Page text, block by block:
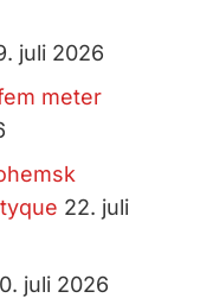
juli 2026
meter
22. juli
juli 2026